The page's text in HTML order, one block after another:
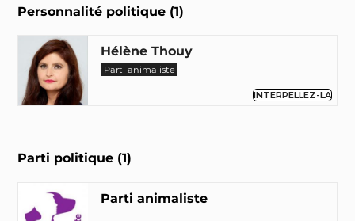
Personnalité politique (1)
Hélène Thouy
Parti animaliste
INTERPELLEZ-LA
Parti politique (1)
Parti animaliste